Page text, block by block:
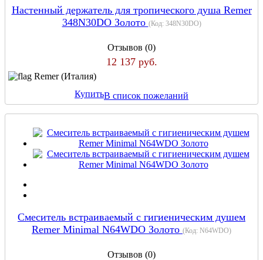
Настенный держатель для тропического душа Remer
348N30DO Золото (Код: 348N30DO)
Отзывов (0)
12 137 руб.
Remer (Италия)
КупитьВ список пожеланий
Смеситель встраиваемый с гигиеническим душем
Remer Minimal N64WDO Золото (Код: N64WDO)
Отзывов (0)